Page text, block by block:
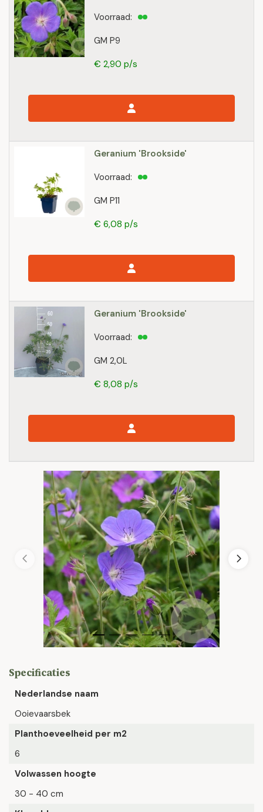
GM P9
Voorraad:
€ 2,90 p/s
Geranium 'Brookside'
GM P11
Voorraad:
€ 6,08 p/s
Geranium 'Brookside'
GM 2,0L
Voorraad:
€ 8,08 p/s
Specificaties
Nederlandse naam
Ooievaarsbek
Planthoeveelheid per m2
6
Volwassen hoogte
30 - 40 cm